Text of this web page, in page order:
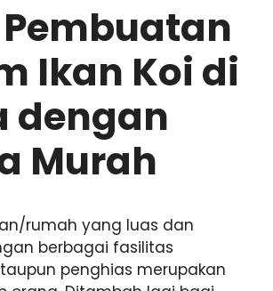
Ikan Koi di
dengan
Murah
rumah yang luas dan
berbagai fasilitas
penghias merupakan